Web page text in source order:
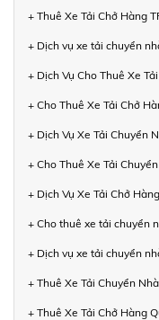
+ Thuê Xe Tải Chở Hàng
+ Dịch vụ xe tải chuyển
+ Dịch Vụ Cho Thuê Xe
+ Cho Thuê Xe Tải Chở
+ Dịch Vụ Xe Tải Chuyển
+ Cho Thuê Xe Tải
+ Dịch Vụ Xe Tải Chở
+ Cho thuê xe tải chuyển
+ Dịch vụ xe tải chuyển
+ Thuê Xe Tải Chuyển
+ Thuê Xe Tải Chở Hàng